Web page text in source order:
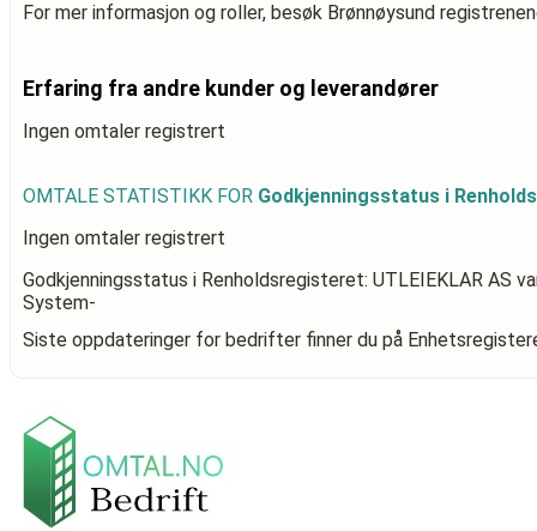
For mer informasjon og roller, besøk Brønnøysund
Erfaring fra andre kunder og leverandører
Ingen omtaler registrert
OMTALE STATISTIKK FOR Godkjenningsstatus i
Ingen omtaler registrert
Godkjenningsstatus i Renholdsregisteret: UTLEIEKLAR AS
System-
Siste oppdateringer for bedrifter finner du på